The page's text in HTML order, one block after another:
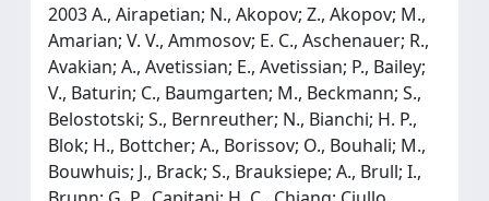
2003 A., Airapetian; N., Akopov; Z., Akopov; M.,
Amarian; V. V., Ammosov; E. C., Aschenauer; R.,
Avakian; A., Avetissian; E., Avetissian; P., Bailey;
V., Baturin; C., Baumgarten; M., Beckmann; S.,
Belostotski; S., Bernreuther; N., Bianchi; H. P.,
Blok; H., Bottcher; A., Borissov; O., Bouhali; M.,
Bouwhuis; J., Brack; S., Brauksiepe; A., Brull; I.,